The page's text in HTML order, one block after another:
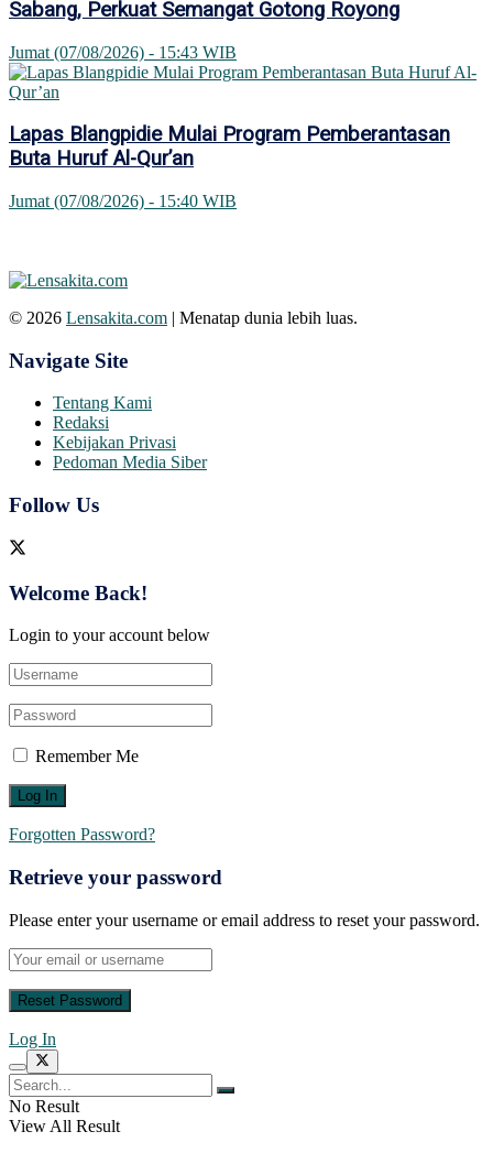
Sabang, Perkuat Semangat Gotong Royong
Jumat (07/08/2026) - 15:43 WIB
Lapas Blangpidie Mulai Program Pemberantasan
Buta Huruf Al-Qur’an
Jumat (07/08/2026) - 15:40 WIB
© 2026 Lensakita.com | Menatap dunia lebih luas.
Navigate Site
Tentang Kami
Redaksi
Kebijakan Privasi
Pedoman Media Siber
Follow Us
Welcome Back!
Login to your account below
Remember Me
Forgotten Password?
Retrieve your password
Please enter your username or email address to reset your password.
Log In
No Result
View All Result